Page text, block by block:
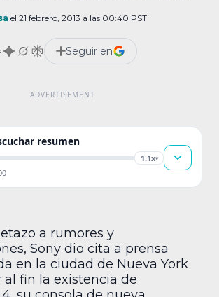
su consola de nueva
notable incremento
implementará características
Auspiciada […]
el 21 febrero, 2013 a las 00:40 PST
Seguir en
resumen
1.1x▾
a rumores y
Sony dio cita a prensa
en la ciudad de Nueva York
al fin la existencia de